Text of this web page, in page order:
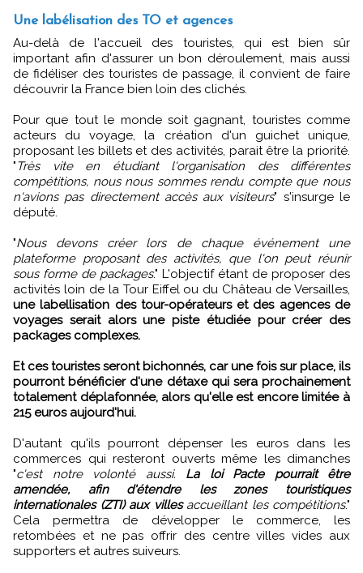
Une labélisation des TO et agences
Au-delà de l'accueil des touristes, qui est bien sûr
important afin d'assurer un bon déroulement, mais aussi
de fidéliser des touristes de passage, il convient de faire
découvrir la France bien loin des clichés.
Pour que tout le monde soit gagnant, touristes comme
acteurs du voyage, la création d'un guichet unique,
proposant les billets et des activités, parait être la priorité.
"Très vite en étudiant l'organisation des différentes
compétitions, nous nous sommes rendu compte que nous
n'avions pas directement accès aux visiteurs" s'insurge le
député.
"Nous devons créer lors de chaque événement une
plateforme proposant des activités, que l'on peut réunir
sous forme de packages." L'objectif étant de proposer des
activités loin de la Tour Eiffel ou du Château de Versailles,
une labellisation des tour-opérateurs et des agences de
voyages serait alors une piste étudiée pour créer des
packages complexes.
Et ces touristes seront bichonnés, car une fois sur place, ils
pourront bénéficier d'une détaxe qui sera prochainement
totalement déplafonnée, alors qu'elle est encore limitée à
215 euros aujourd'hui.
D'autant qu'ils pourront dépenser les euros dans les
commerces qui resteront ouverts même les dimanches
"c'est notre volonté aussi. La loi Pacte pourrait être
amendée, afin d'étendre les zones touristiques
internationales (ZTI) aux villesaccueillant les compétitions."
Cela permettra de développer le commerce, les
retombées et ne pas offrir des centre villes vides aux
supporters et autres suiveurs.